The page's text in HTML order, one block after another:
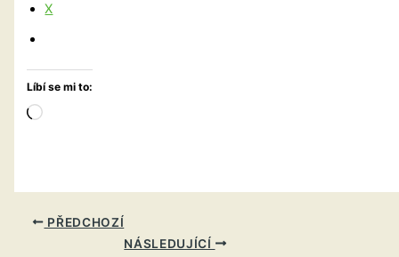
X
Líbí se mi to:
Načítání…
PŘEDCHOZÍ
NÁSLEDUJÍCÍ